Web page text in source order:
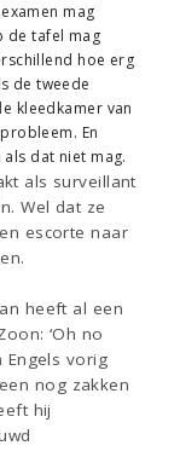
mag
de tafel mag
hoe erg
de tweede
kleedkamer van
En
dat niet mag.
als surveillant
Wel dat ze
escorte naar
heeft al een
‘Oh no
Engels vorig
nog zakken
hij